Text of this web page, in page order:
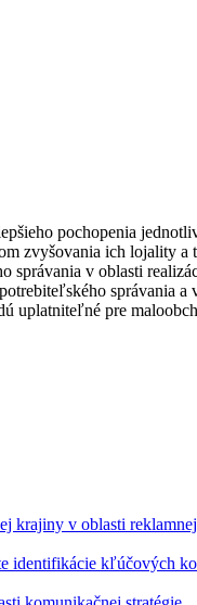
pochopenia
zvyšovania ich lojality a
správania v oblasti
správania
uplatniteľné pre
krajiny v oblasti
identifikácie kľúčových